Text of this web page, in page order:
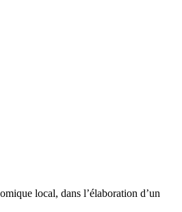
local, dans l’élaboration d’un